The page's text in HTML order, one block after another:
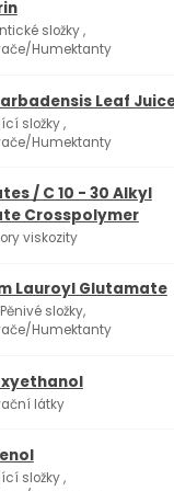
složky ,
Humektanty
Leaf
složky ,
Humektanty
/ C 10 - 30 Alkyl
Crosspolymer
viskozity
Lauroyl Glutamate
složky,
Humektanty
látky
složky ,